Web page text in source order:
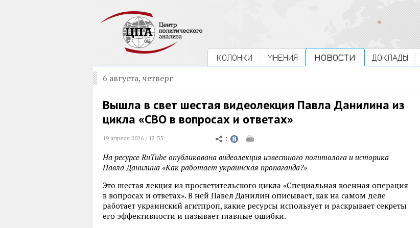
КОЛОНКИ МНЕНИЯ НОВОСТИ ДОКЛАДЫ
6 августа, четверг
Вышла в свет шестая видеолекция Павла Данилина из
цикла «СВО в вопросах и ответах»
19 апреля 2026 / 12:35
На ресурсе RuTube опубликована видеолекция известного политолога и историка
Павла Данилина «Как работает украинская пропаганда?»
Это шестая лекция из просветительского цикла «Специальная военная операция
в вопросах и ответах». В ней Павел Данилин описывает, как на самом деле
работает украинский агитпроп, какие ресурсы использует и раскрывает секреты
его эффективности и называет главные ошибки.